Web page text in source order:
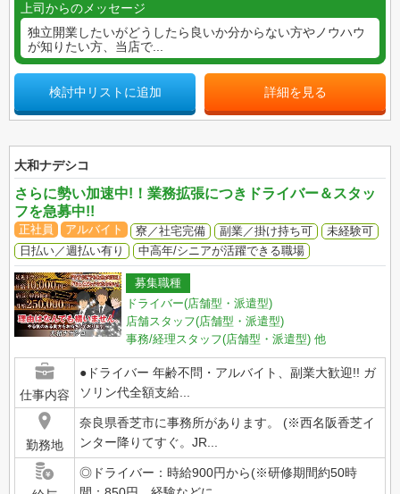
上司からのメッセージ
独立開業したいがどうしたら良いか分からない方やノウハウ
が知りたい方、当店で...
検討中リストに追加 詳細を見る
大和ナデシコ
さらに勢い加速中!！業務拡張につきドライバー＆スタッ
フを急募中!!
正社員 アルバイト 寮／社宅完備 副業／掛け持ち可
未経験可
日払い／週払い有り
中高年/シニアが活躍できる職場
募集職種
ドライバー(店舗型・派遣型)
店舗スタッフ(店舗型・派遣型)
事務/経理スタッフ(店舗型・派遣型) 他
仕事内容
●ドライバー 年齢不問・アルバイト、副業大歓迎!! ガ
ソリン代全額支給...
勤務地
奈良県香芝市に事務所があります。 (※西名阪香芝イ
ンター降りてすぐ。JR...
◎ドライバー：時給900円から(※研修期間約50時